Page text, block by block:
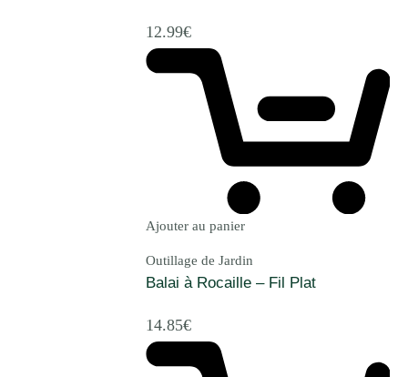
12.99€
Ajouter au panier
Outillage de Jardin
Balai à Rocaille – Fil Plat
14.85€